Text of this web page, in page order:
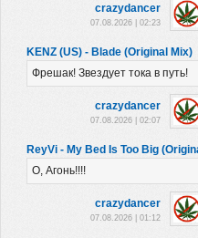
crazydancer
07.08.2026 | 02:23
KENZ (US) - Blade (Original Mix)
Фрешак! Звездует тока в путь!
crazydancer
07.08.2026 | 02:07
ReyVi - My Bed Is Too Big
О, Агонь!!!!
crazydancer
07.08.2026 | 01:12